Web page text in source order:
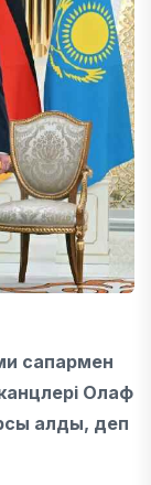
сапармен
Олаф
алды, деп